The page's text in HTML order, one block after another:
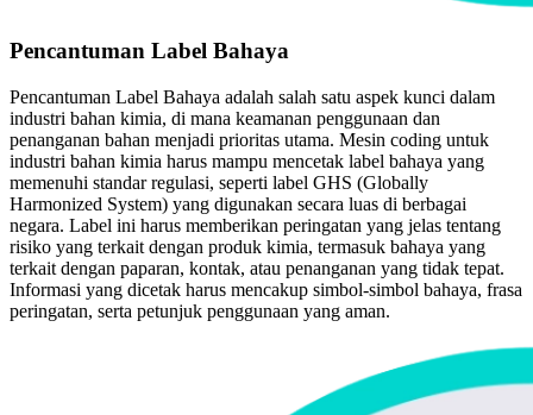
Pencantuman Label Bahaya
Pencantuman Label Bahaya adalah salah satu aspek kunci dalam
industri bahan kimia, di mana keamanan penggunaan dan
penanganan bahan menjadi prioritas utama. Mesin coding untuk
industri bahan kimia harus mampu mencetak label bahaya yang
memenuhi standar regulasi, seperti label GHS (Globally
Harmonized System) yang digunakan secara luas di berbagai
negara. Label ini harus memberikan peringatan yang jelas tentang
risiko yang terkait dengan produk kimia, termasuk bahaya yang
terkait dengan paparan, kontak, atau penanganan yang tidak tepat.
Informasi yang dicetak harus mencakup simbol-simbol bahaya, frasa
peringatan, serta petunjuk penggunaan yang aman.